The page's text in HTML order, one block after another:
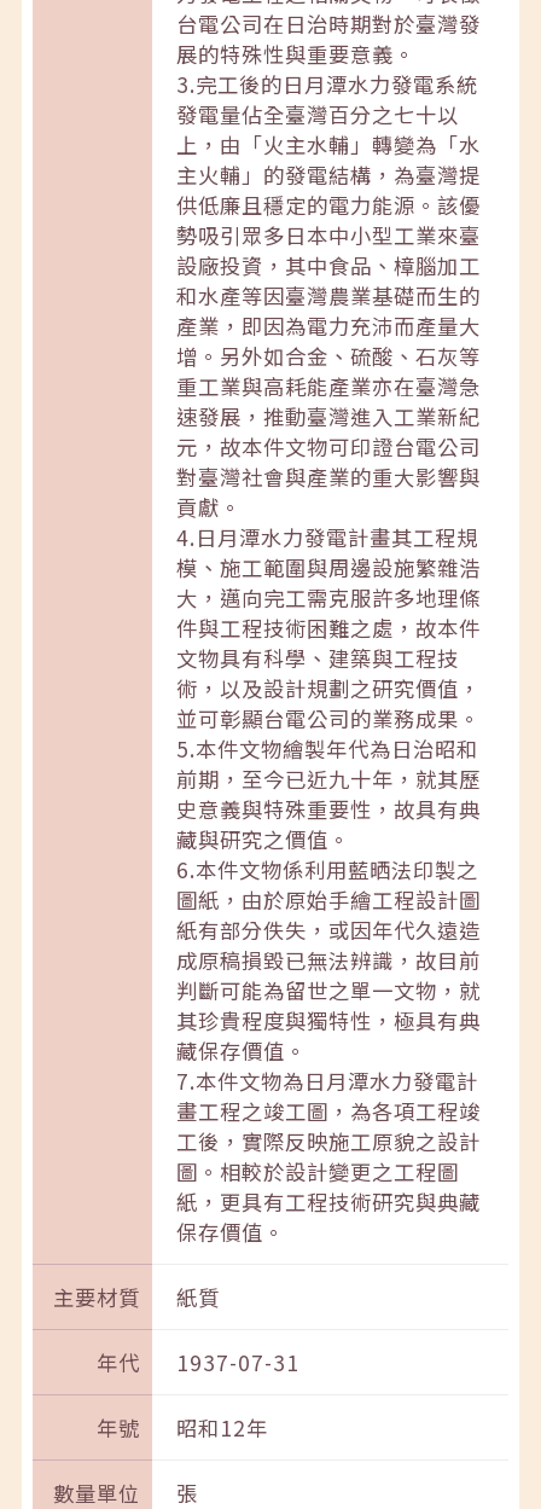
台電公司在日治時期對於臺灣發
展的特殊性與重要意義。
3.完工後的日月潭水力發電系統
發電量佔全臺灣百分之七十以
上，由「火主水輔」轉變為「水
主火輔」的發電結構，為臺灣提
供低廉且穩定的電力能源。該優
勢吸引眾多日本中小型工業來臺
設廠投資，其中食品、樟腦加工
和水產等因臺灣農業基礎而生的
產業，即因為電力充沛而產量大
增。另外如合金、硫酸、石灰等
重工業與高耗能產業亦在臺灣急
速發展，推動臺灣進入工業新紀
元，故本件文物可印證台電公司
對臺灣社會與產業的重大影響與
貢獻。
4.日月潭水力發電計畫其工程規
模、施工範圍與周邊設施繁雜浩
大，邁向完工需克服許多地理條
件與工程技術困難之處，故本件
文物具有科學、建築與工程技
術，以及設計規劃之研究價值，
並可彰顯台電公司的業務成果。
5.本件文物繪製年代為日治昭和
前期，至今已近九十年，就其歷
史意義與特殊重要性，故具有典
藏與研究之價值。
6.本件文物係利用藍晒法印製之
圖紙，由於原始手繪工程設計圖
紙有部分佚失，或因年代久遠造
成原稿損毀已無法辨識，故目前
判斷可能為留世之單一文物，就
其珍貴程度與獨特性，極具有典
藏保存價值。
7.本件文物為日月潭水力發電計
畫工程之竣工圖，為各項工程竣
工後，實際反映施工原貌之設計
圖。相較於設計變更之工程圖
紙，更具有工程技術研究與典藏
保存價值。
主要材質 紙質
年代 1937-07-31
年號 昭和12年
數量單位 張